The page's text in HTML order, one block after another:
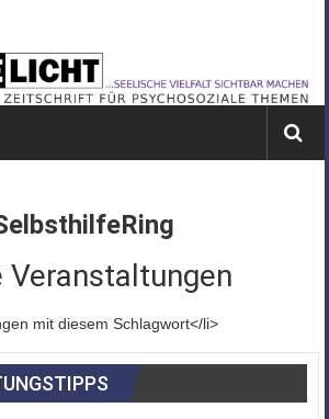
Veranstaltungen
mit diesem Schlagwort</li>